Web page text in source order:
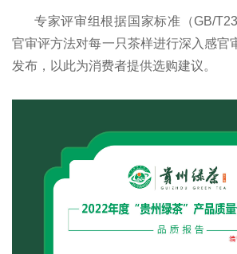
专家评审组根据国家标准（GB/
官审评方法对每一只茶样进行深入感官
发布，以此为消费者提供选购建议。